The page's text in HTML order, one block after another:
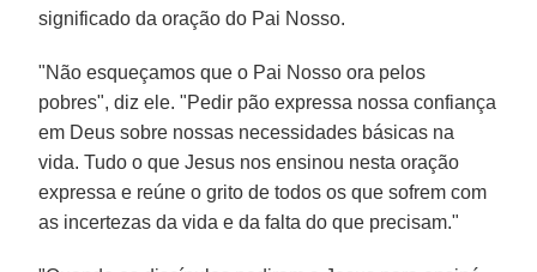
significado da oração do Pai Nosso.
"Não esqueçamos que o Pai Nosso ora pelos
pobres", diz ele. "Pedir pão expressa nossa confiança
em Deus sobre nossas necessidades básicas na
vida. Tudo o que Jesus nos ensinou nesta oração
expressa e reúne o grito de todos os que sofrem com
as incertezas da vida e da falta do que precisam."